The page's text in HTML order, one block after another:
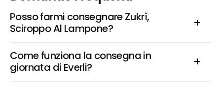
Posso farmi consegnare Zukrì,
Sciroppo Al Lampone?
Come funziona la consegna in
giornata di Everli?